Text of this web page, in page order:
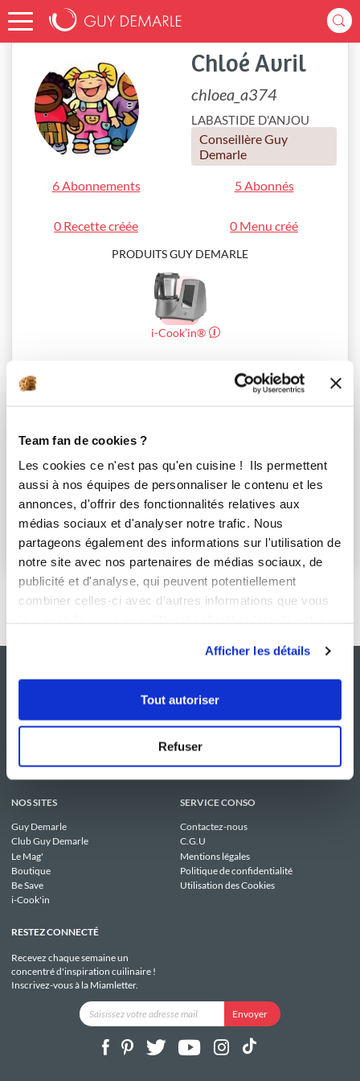
Team fan de cookies ?
Les cookies ce n'est pas qu'en cuisine ! Ils permettent
aussi à nos équipes de personnaliser le contenu et les
annonces, d'offrir des fonctionnalités relatives aux
médias sociaux et d'analyser notre trafic. Nous
partageons également des informations sur l'utilisation de
notre site avec nos partenaires de médias sociaux, de
publicité et d'analyse, qui peuvent potentiellement
combiner celles-ci avec d'autres informations que vous
Afficher les détails
Tout autoriser
Refuser
Accueil chloea_a374
Chloé Avril
chloea_a374
LABASTIDE D'ANJOU
Conseillère Guy
Demarle
6 Abonnements 5 Abonnés
0 Recette créée 0 Menu créé
PRODUITS GUY DEMARLE
i-Cook’in®
Je rate toutes les recettes que j'entreprends. Alors j'ai
expert(e)s. Merci Guy Demarle<br>Maintenant 4 mois
"excellant!", mon mari est convaincu par les moules et
commence à ce servir du robot ;) Je me lance des les
ateliers. Nouvelle vie avec Guy :))
S'abonner
NOS SITES
Guy Demarle
Club Guy Demarle
Le Mag'
Boutique
Be Save
i-Cook'in
SERVICE CONSO
Contactez-nous
C.G.U
Mentions légales
Politique de confidentialité
Utilisation des Cookies
RESTEZ CONNECTÉ
Recevez chaque semaine un
concentré d'inspiration cuilinaire !
Inscrivez-vous à la Miamletter.